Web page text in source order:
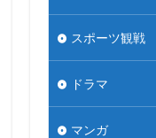
スポーツ観戦
ドラマ
マンガ